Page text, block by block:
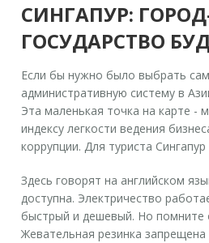
СИНГАПУР:
ГОСУДАРСТВО
Если бы нужно было выбрать
административную систему в
Эта маленькая точка на карте -
индексу легкости ведения
коррупции. Для туриста
Здесь говорят на английском
доступна. Электричество
быстрый и дешевый. Но помните
Жевательная резинка запрещена